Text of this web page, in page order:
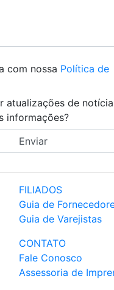
com nossa Política de
atualizações de
informações?
FILIADOS
Guia de
Guia de Varejistas
CONTATO
Fale Conosco
Assessoria de